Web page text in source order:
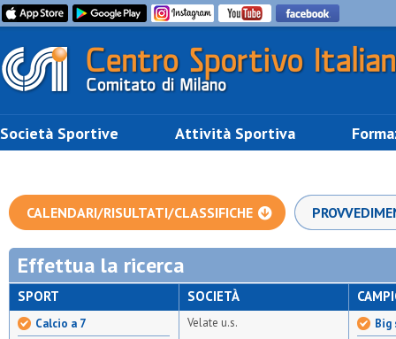
Società Sportive Attività Sportiva
CALENDARI/RISULTATI/CLASSIFICHE
Effettua la ricerca
SPORT
Calcio a 7
SOCIETÀ
Velate u.s. Big